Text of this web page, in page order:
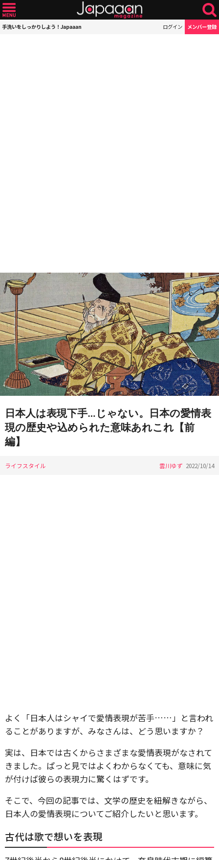
手洗いをしっかりしよう！Japaaan ログイン メンバー登録
日本人は表現下手…じゃない。日本の愛情表
現の歴史や込められた意味あれこれ【前
編】
ライフスタイル 雲川ゆず 2022/10/14
よく「日本人はシャイで愛情表現が苦手……」と言われ
ることがありますが、みなさんは、どう思いますか？
実は、日本では古くからさまざまな愛情表現がなされて
きました。ぱっと見ではよくわからなくても、意味に気
が付けば彼らの表現力に驚くはずです。
そこで、今回の記事では、文学の歴史を紐解きながら、
日本人の愛情表現についてご紹介したいと思います。
古代は歌で想いを表現